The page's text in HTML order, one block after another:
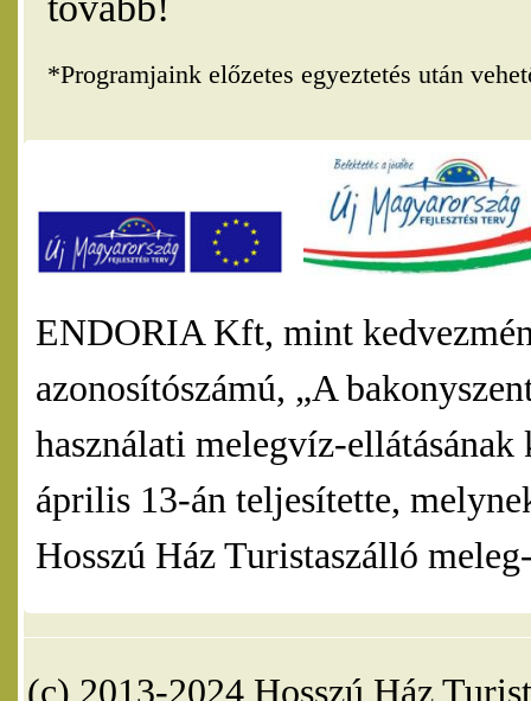
*Programjaink előzetes egyeztetés után
ENDORIA Kft, mint
azonosítószámú, „A
használati melegvíz-
április 13-án teljesítette,
Hosszú Ház Turistaszálló
(c) 2013-2024 Hosszú Ház